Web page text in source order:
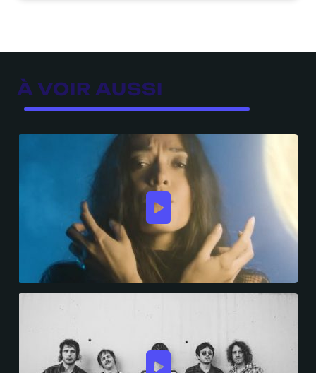
À VOIR AUSSI